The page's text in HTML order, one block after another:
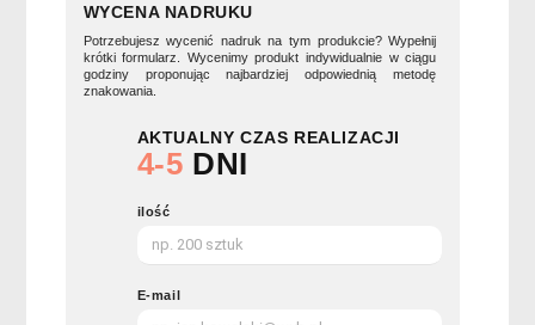
WYCENA NADRUKU
Potrzebujesz wycenić nadruk na tym produkcie? Wypełnij
krótki formularz. Wycenimy produkt indywidualnie w ciągu
godziny proponując najbardziej odpowiednią metodę
znakowania.
AKTUALNY CZAS REALIZACJI
4-5 DNI
ilość
E-mail